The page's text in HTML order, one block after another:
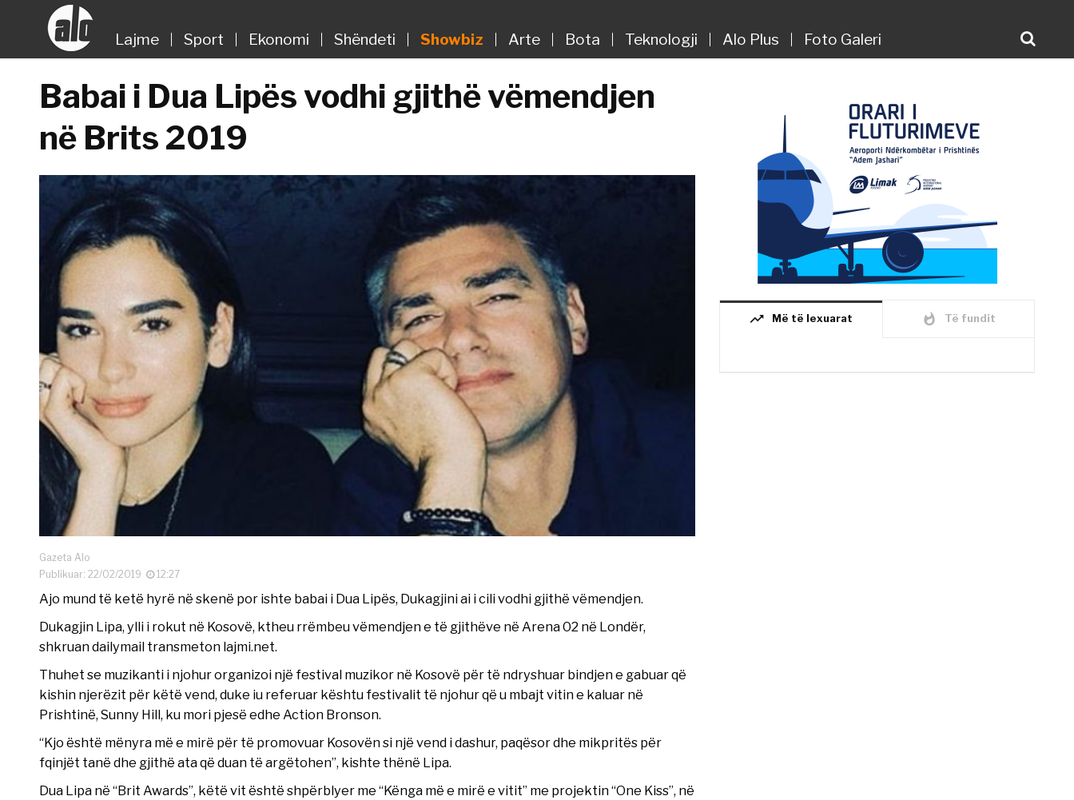
Lajme Sport Ekonomi Shëndeti Showbiz Arte Bota Teknologji Alo Plus Foto Galeri
Babai i Dua Lipës vodhi gjithë vëmendjen
në Brits 2019
Gazeta Alo
Publikuar: 22/02/2019
12:27
Ajo mund të ketë hyrë në skenë por ishte babai i Dua Lipës, Dukagjini ai i cili vodhi gjithë vëmendjen.
Dukagjin Lipa, ylli i rokut në Kosovë, ktheu rrëmbeu vëmendjen e të gjithëve në Arena 02 në Londër,
shkruan dailymail transmeton lajmi.net.
Thuhet se muzikanti i njohur organizoi një festival muzikor në Kosovë për të ndryshuar bindjen e gabuar që
kishin njerëzit për këtë vend, duke iu referuar kështu festivalit të njohur që u mbajt vitin e kaluar në
Prishtinë, Sunny Hill, ku mori pjesë edhe Action Bronson.
“Kjo është mënyra më e mirë për të promovuar Kosovën si një vend i dashur, paqësor dhe mikpritës për
fqinjët tanë dhe gjithë ata që duan të argëtohen”, kishte thënë Lipa.
Dua Lipa në “Brit Awards”, këtë vit është shpërblyer me “Kënga më e mirë e vitit” me projektin “One Kiss”, në
trending_up Më të lexuarat whatshot Të fundit